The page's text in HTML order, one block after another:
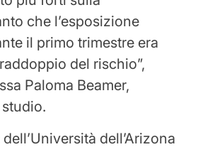
che l’esposizione
il primo trimestre era
del rischio”,
Paloma Beamer,
dell’Arizona